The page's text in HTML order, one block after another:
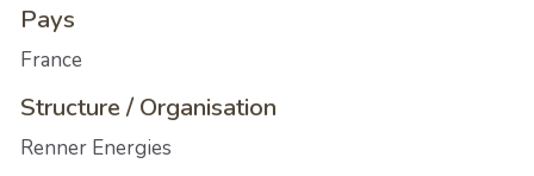
Pays
France
Structure / Organisation
Renner Energies